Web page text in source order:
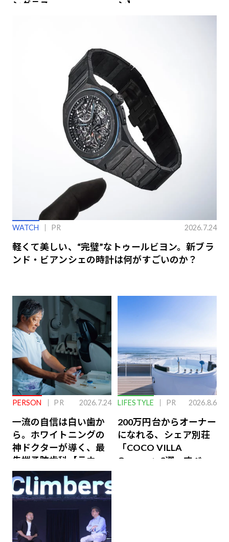
ングラス ン】
WATCH PR 2026.7.24
軽くて美しい、“完璧”なトゥールビヨン。新ブラ
ンド・ビアンシェの時計は何がすごいのか？
PERSON PR 2026.7.24
一流の自信は白い歯か
ら。ホワイトニングの
神ドクターが導く、最
先端予防歯科【ラウン
ジ会員特典あり】
LIFESTYLE PR 2026.8.6
200万円台からオーナー
になれる、シェア別荘
「COCO VILLA
Owners」3選。すべて